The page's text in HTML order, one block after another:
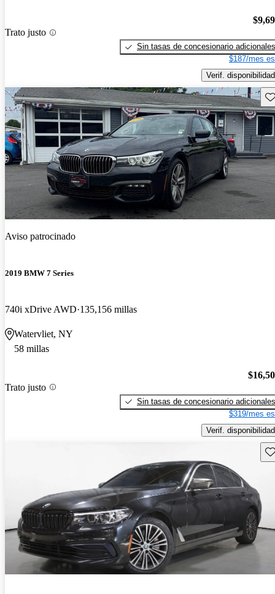
Trato justo
Sin tasas de concesionario adicionales
$187/mes
Verif. disponibilidad
Aviso patrocinado
2019 BMW 7 Series
740i xDrive AWD 135,156 millas
Watervliet, NY
58 millas
Trato justo
Sin tasas de concesionario adicionales
$319/mes
Verif. disponibilidad